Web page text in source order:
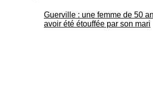
Guerville : une femme de 50
avoir été étouffée par son mari